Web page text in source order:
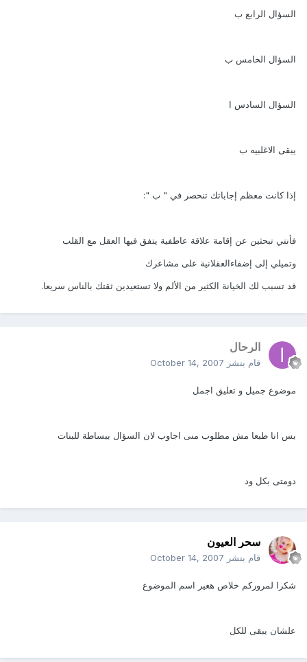
السؤال الرابع ب
السؤال الخامس ب
السؤال السادس ا
يبقى الاغلبيه ب
إذا كانت معظم إجاباتك تنحصر في " ب ":
فأنتي تبحثين عن إقامة علاقة عاطفية يتفق فيها العقل مع القلب
وتميلي إلى إضفاءالعقلانية على مشاعرك
قد تسبب لك الخيانة الكثير من الألم ولا تستعيدين ثقتك بالناس سريعا.
الرحال
قام بنشر October 14, 2007
موضوع جميل و تعليق اجمل
بس انا طبعا مش مطلوب منى اجاوب لان السؤال ببساطة للبنات
دومتى بكل ود
سحر العيون
قام بنشر October 14, 2007
شكرا لمروركم خلاص هغير اسم الموضوع
علشان يبقى للكل